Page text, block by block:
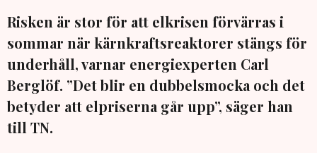
Risken är stor för att elkrisen förvärras i
sommar när kärnkraftsreaktorer stängs för
underhåll, varnar energiexperten Carl
Berglöf. ”Det blir en dubbelsmocka och det
betyder att elpriserna går upp”, säger han
till TN.